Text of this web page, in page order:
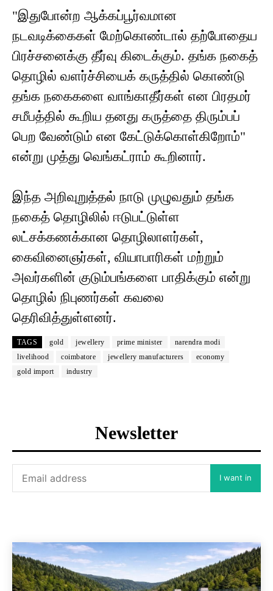
"இதுபோன்ற ஆக்கப்பூர்வமான
நடவடிக்கைகள் மேற்கொண்டால் தற்போதைய
பிரச்சனைக்கு தீர்வு கிடைக்கும். தங்க நகைத்
தொழில் வளர்ச்சியைக் கருத்தில் கொண்டு
தங்க நகைகளை வாங்காதீர்கள் என பிரதமர்
சமீபத்தில் கூறிய தனது கருத்தை திரும்பப்
பெற வேண்டும் என கேட்டுக்கொள்கிறோம்"
என்று முத்து வெங்கட்ராம் கூறினார்.
இந்த அறிவுறுத்தல் நாடு முழுவதும் தங்க
நகைத் தொழிலில் ஈடுபட்டுள்ள
லட்சக்கணக்கான தொழிலாளர்கள்,
கைவினைஞர்கள், வியாபாரிகள் மற்றும்
அவர்களின் குடும்பங்களை பாதிக்கும் என்று
தொழில் நிபுணர்கள் கவலை
தெரிவித்துள்ளனர்.
TAGS gold jewellery prime minister
narendra modi
livelihood
coimbatore jewellery manufacturers
economy
gold import
industry
Newsletter
I want in